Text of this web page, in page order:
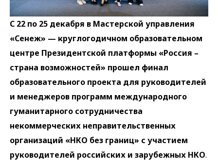
С 22 по 25 декабря в Мастерской управления
«Сенеж» — круглогодичном образовательном
центре Президентской платформы «Россия –
страна возможностей» прошел финал
образовательного проекта для руководителей
и менеджеров программ международного
гуманитарного сотрудничества
некоммерческих неправительственных
организаций «НКО без границ» с участием
руководителей российских и зарубежных НКО.